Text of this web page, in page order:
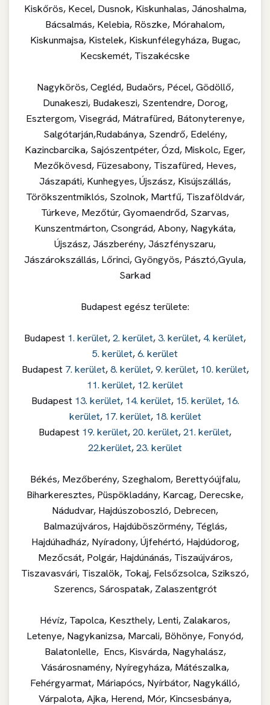
Kiskőrös, Kecel, Dusnok, Kiskunhalas, Jánoshalma,
Bácsalmás, Kelebia, Röszke, Mórahalom,
Kiskunmajsa, Kistelek, Kiskunfélegyháza, Bugac,
Kecskemét, Tiszakécske
Nagykörös, Cegléd, Budaörs, Pécel, Gödöllő,
Dunakeszi, Budakeszi, Szentendre, Dorog,
Esztergom, Visegrád, Mátrafüred, Bátonyterenye,
Salgótarján,Rudabánya, Szendrő, Edelény,
Kazincbarcika, Sajószentpéter, Ózd, Miskolc, Eger,
Mezőkövesd, Füzesabony, Tiszafüred, Heves,
Jászapáti, Kunhegyes, Újszász, Kisújszállás,
Törökszentmiklós, Szolnok, Martfű, Tiszaföldvár,
Túrkeve, Mezőtúr, Gyomaendrőd, Szarvas,
Kunszentmárton, Csongrád, Abony, Nagykáta,
Újszász, Jászberény, Jászfényszaru,
Jászárokszállás, Lőrinci, Gyöngyös, Pásztó,Gyula,
Sarkad
Budapest egész területe:
Budapest 1. kerület,2. kerület,3. kerület, 4. kerület,
5. kerület,6. kerület
Budapest 7. kerület,8. kerület,9. kerület, 10. kerület,
11. kerület, 12. kerület
Budapest 13. kerület, 14. kerület, 15. kerület, 16.
kerület, 17. kerület, 18. kerület
Budapest 19. kerület,20. kerület,21. kerület,
22.kerület,23. kerület
Békés, Mezőberény, Szeghalom, Berettyóújfalu,
Biharkeresztes, Püspökladány, Karcag, Derecske,
Nádudvar, Hajdúszoboszló, Debrecen,
Balmazújváros, Hajdúböszörmény, Téglás,
Hajdúhadház, Nyíradony, Újfehértó, Hajdúdorog,
Mezőcsát, Polgár, Hajdúnánás, Tiszaújváros,
Tiszavasvári, Tiszalök, Tokaj, Felsőzsolca, Szikszó,
Szerencs, Sárospatak, Zalaszentgrót
Hévíz, Tapolca, Keszthely, Lenti, Zalakaros,
Letenye, Nagykanizsa, Marcali, Böhönye, Fonyód,
Balatonlelle, Encs, Kisvárda, Nagyhalász,
Vásárosnamény, Nyíregyháza, Mátészalka,
Fehérgyarmat, Máriapócs, Nyírbátor, Nagykálló,
Várpalota, Ajka, Herend, Mór, Kincsesbánya,